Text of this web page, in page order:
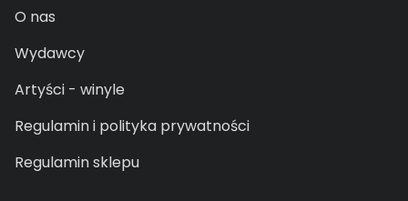
O nas
Wydawcy
Artyści - winyle
Regulamin i polityka prywatności
Regulamin sklepu